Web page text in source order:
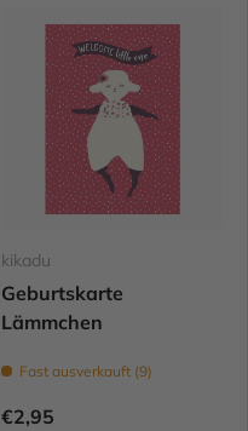
kikadu
Geburtskarte
Lämmchen
Fast ausverkauft (9)
€2,95